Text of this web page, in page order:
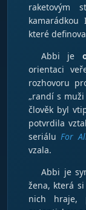
raketovým
které
Abbi je
orientaci
rozhovoru
„randí s
člověk byl
potvrdila
seriáluFor
vzala.
Abbi je
žena, která
nich hraje,